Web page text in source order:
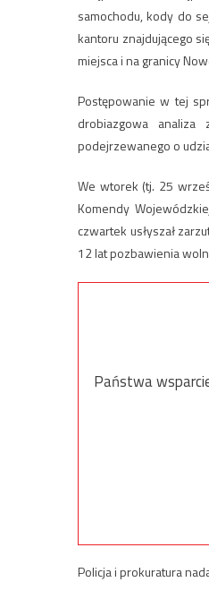
samochodu, kody do
kantoru znajdującego
miejsca i na granicy
Postępowanie w tej
drobiazgowa analiza
podejrzewanego o
We wtorek (tj. 25
Komendy
czwartek usłyszał
12 lat pozbawienia
Państwa
Policja i prokuratura